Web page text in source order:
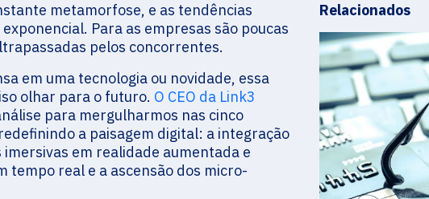
metamorfose, e as tendências
Para as empresas são poucas
pelos concorrentes.
em uma tecnologia ou novidade, essa
olhar para o futuro. O CEO da Link3
para mergulharmos nas cinco
a paisagem digital: a integração
em realidade aumentada e
real e a ascensão dos micro-
Relacionados